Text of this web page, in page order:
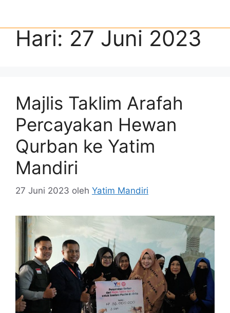
Hari: 27 Juni 2023
Majlis Taklim Arafah
Percayakan Hewan
Qurban ke Yatim
Mandiri
27 Juni 2023 oleh Yatim Mandiri